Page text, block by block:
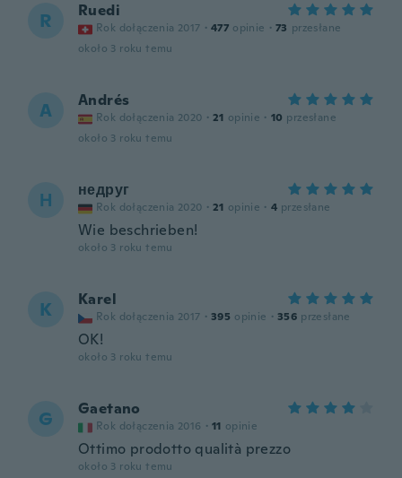
R Ruedi
Rok dołączenia 2017 · 477 opinie · 73 przesłane
około 3 roku temu
A Andrés
Rok dołączenia 2020 · 21 opinie · 10 przesłane
około 3 roku temu
Н недруг
Rok dołączenia 2020 · 21 opinie · 4 przesłane
Wie beschrieben!
około 3 roku temu
K Karel
Rok dołączenia 2017 · 395 opinie · 356 przesłane
OK!
około 3 roku temu
G Gaetano
Rok dołączenia 2016 · 11 opinie
Ottimo prodotto qualità prezzo
około 3 roku temu